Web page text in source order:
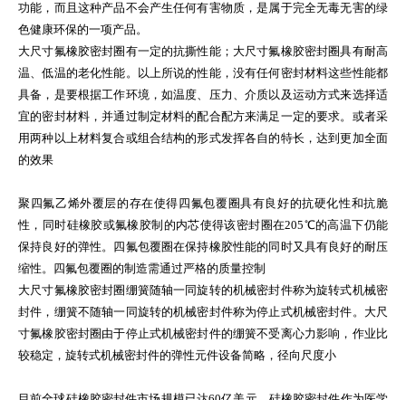
功能，而且这种产品不会产生任何有害物质，是属于完全无毒无害的绿
色健康环保的一项产品。
大尺寸氟橡胶密封圈有一定的抗撕性能；大尺寸氟橡胶密封圈具有耐高
温、低温的老化性能。以上所说的性能，没有任何密封材料这些性能都
具备，是要根据工作环境，如温度、压力、介质以及运动方式来选择适
宜的密封材料，并通过制定材料的配合配方来满足一定的要求。或者采
用两种以上材料复合或组合结构的形式发挥各自的特长，达到更加全面
的效果
聚四氟乙烯外覆层的存在使得四氟包覆圈具有良好的抗硬化性和抗脆
性，同时硅橡胶或氟橡胶制的内芯使得该密封圈在205℃的高温下仍能
保持良好的弹性。四氟包覆圈在保持橡胶性能的同时又具有良好的耐压
缩性。四氟包覆圈的制造需通过严格的质量控制
大尺寸氟橡胶密封圈绷簧随轴一同旋转的机械密封件称为旋转式机械密
封件，绷簧不随轴一同旋转的机械密封件称为停止式机械密封件。大尺
寸氟橡胶密封圈由于停止式机械密封件的绷簧不受离心力影响，作业比
较稳定，旋转式机械密封件的弹性元件设备简略，径向尺度小